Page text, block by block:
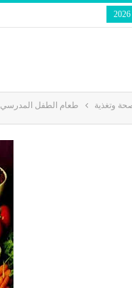
وتغذية طعام الطفل المدرسي